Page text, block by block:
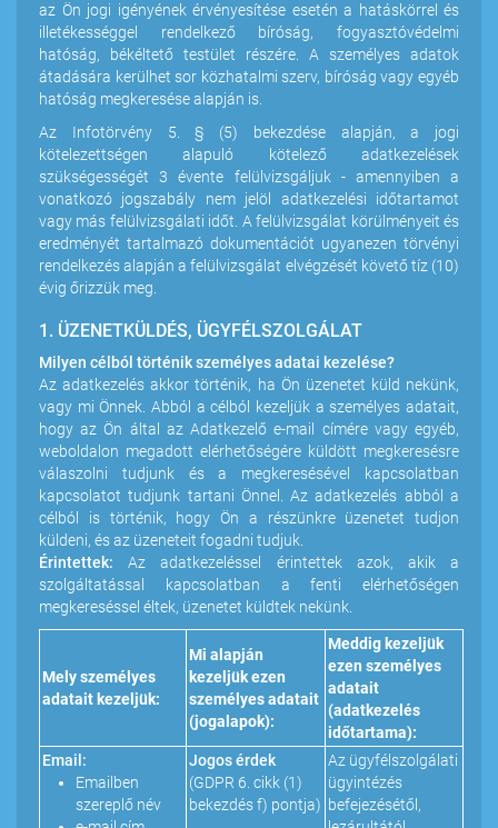
az Ön jogi igényének érvényesítése esetén a hatáskörrel és
illetékességgel rendelkező bíróság, fogyasztóvédelmi
hatóság, békéltető testület részére. A személyes adatok
átadására kerülhet sor közhatalmi szerv, bíróság vagy egyéb
hatóság megkeresése alapján is.
Az Infotörvény 5. § (5) bekezdése alapján, a jogi
kötelezettségen alapuló kötelező adatkezelések
szükségességét 3 évente felülvizsgáljuk - amennyiben a
vonatkozó jogszabály nem jelöl adatkezelési időtartamot
vagy más felülvizsgálati időt. A felülvizsgálat körülményeit és
eredményét tartalmazó dokumentációt ugyanezen törvényi
rendelkezés alapján a felülvizsgálat elvégzését követő tíz (10)
évig őrizzük meg.
1. ÜZENETKÜLDÉS, ÜGYFÉLSZOLGÁLAT
Milyen célból történik személyes adatai kezelése?
Az adatkezelés akkor történik, ha Ön üzenetet küld nekünk,
vagy mi Önnek. Abból a célból kezeljük a személyes adatait,
hogy az Ön által az Adatkezelő e-mail címére vagy egyéb,
weboldalon megadott elérhetőségére küldött megkeresésre
válaszolni tudjunk és a megkeresésével kapcsolatban
kapcsolatot tudjunk tartani Önnel. Az adatkezelés abból a
célból is történik, hogy Ön a részünkre üzenetet tudjon
küldeni, és az üzeneteit fogadni tudjuk.
Érintettek: Az adatkezeléssel érintettek azok, akik a
szolgáltatással kapcsolatban a fenti elérhetőségen
megkereséssel éltek, üzenetet küldtek nekünk.
Mely személyes
adatait kezeljük:
Mi alapján
kezeljük ezen
személyes adatait
(jogalapok):
Meddig kezeljük
ezen személyes
adatait
(adatkezelés
időtartama):
Email:
Emailben
szereplő név
Jogos érdek
(GDPR 6. cikk (1)
bekezdés f) pontja)
Az ügyfélszolgálati
ügyintézés
befejezésétől,